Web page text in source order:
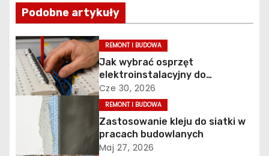
w
i
g
a
Podobne artykuły
REMONT I BUDOWA
Jak wybrać osprzęt
elektroinstalacyjny do
nowoczesnego budynku?
Cze 30, 2026
REMONT I BUDOWA
Zastosowanie kleju do siatki w
pracach budowlanych
Maj 27, 2026